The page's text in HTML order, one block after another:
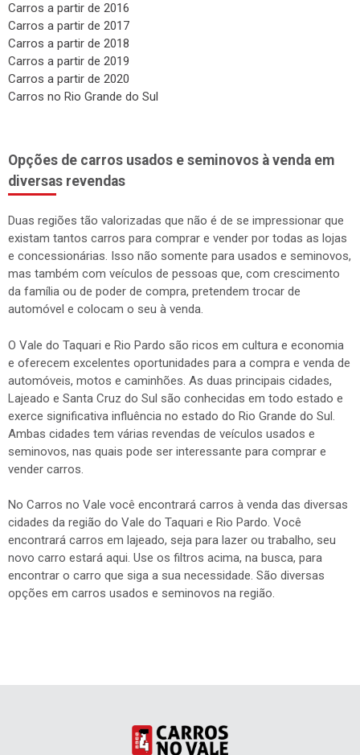
Carros a partir de 2016
Carros a partir de 2017
Carros a partir de 2018
Carros a partir de 2019
Carros a partir de 2020
Carros no Rio Grande do Sul
Opções de carros usados e seminovos à venda em
diversas revendas
Duas regiões tão valorizadas que não é de se impressionar que
existam tantos carros para comprar e vender por todas as lojas
e concessionárias. Isso não somente para usados e seminovos,
mas também com veículos de pessoas que, com crescimento
da família ou de poder de compra, pretendem trocar de
automóvel e colocam o seu à venda.
O Vale do Taquari e Rio Pardo são ricos em cultura e economia
e oferecem excelentes oportunidades para a compra e venda de
automóveis, motos e caminhões. As duas principais cidades,
Lajeado e Santa Cruz do Sul são conhecidas em todo estado e
exerce significativa influência no estado do Rio Grande do Sul.
Ambas cidades tem várias revendas de veículos usados e
seminovos, nas quais pode ser interessante para comprar e
vender carros.
No Carros no Vale você encontrará carros à venda das diversas
cidades da região do Vale do Taquari e Rio Pardo. Você
encontrará carros em lajeado, seja para lazer ou trabalho, seu
novo carro estará aqui. Use os filtros acima, na busca, para
encontrar o carro que siga a sua necessidade. São diversas
opções em carros usados e seminovos na região.